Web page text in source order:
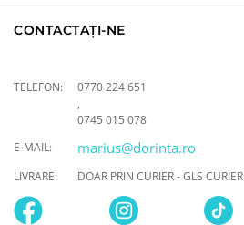
CONTACTAȚI-NE
TELEFON:
0770 224 651
,
0745 015 078
E-MAIL:
marius@dorinta.ro
LIVRARE: DOAR PRIN CURIER - GLS CURIER